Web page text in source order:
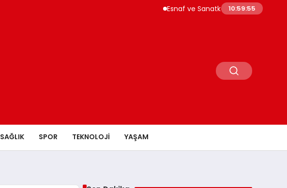
Esnaf ve Sanatkar Kredilerinde Limitler
10:59:57
SAĞLIK SPOR TEKNOLOJI YAŞAM